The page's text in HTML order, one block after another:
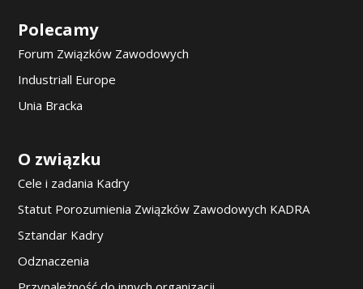
Polecamy
Forum Związków Zawodowych
Industriall Europe
Unia Bracka
O związku
Cele i zadania Kadry
Statut Porozumienia Związków Zawodowych KADRA
Sztandar Kadry
Odznaczenia